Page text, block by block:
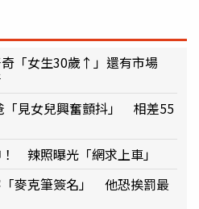
「女生30歲↑」還有市場
「見女兒興奮顫抖」 相差55
辣照曝光「網求上車」
麥克筆簽名」 他恐挨罰最